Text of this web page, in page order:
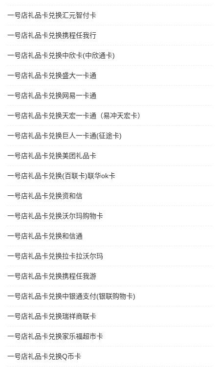
一号店礼品卡兑换汇元智付卡
一号店礼品卡兑换携程任我行
一号店礼品卡兑换中欣卡(中欣通卡)
一号店礼品卡兑换盛大一卡通
一号店礼品卡兑换网易一卡通
一号店礼品卡兑换天宏一卡通（易冲天宏卡）
一号店礼品卡兑换巨人一卡通(征途卡)
一号店礼品卡兑换美团礼品卡
一号店礼品卡兑换(百联卡)联华ok卡
一号店礼品卡兑换资和信
一号店礼品卡兑换沃尔玛购物卡
一号店礼品卡兑换和信通
一号店礼品卡兑换拉卡拉沃尔玛
一号店礼品卡兑换携程任我游
一号店礼品卡兑换中银通支付(银联购物卡)
一号店礼品卡兑换瑞祥商联卡
一号店礼品卡兑换家乐福超市卡
一号店礼品卡兑换Q币卡